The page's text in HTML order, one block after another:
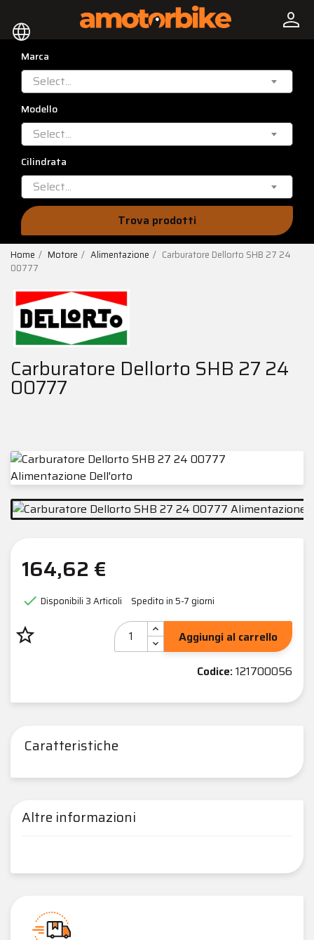
language person
Marca
Select...
Modello
Select...
Cilindrata
Select...
Trova prodotti
Home Motore Alimentazione
Carburatore Dellorto SHB 27 24
00777
Carburatore Dellorto SHB 27 24
00777
164,62 €
 Disponibili3 Articoli Spedito in 5-7 giorni
star_border
Aggiungi al carrello
Codice:121700056
Caratteristiche
Altre informazioni